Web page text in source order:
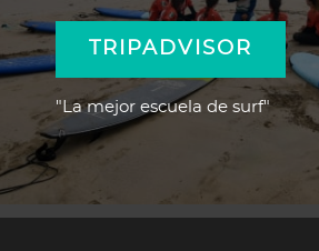
TRIPADVISOR
"La mejor escuela de surf"